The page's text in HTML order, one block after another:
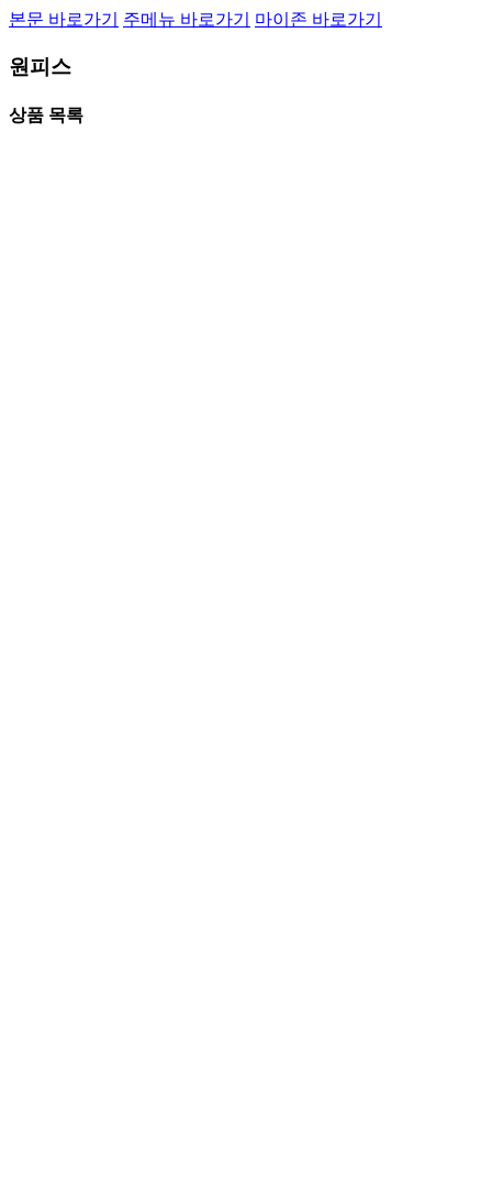
본문 바로가기 주메뉴 바로가기 마이존 바로가기
원피스
상품 목록